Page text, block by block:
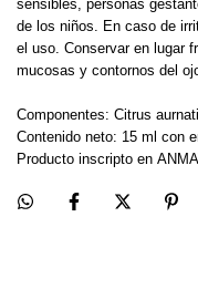
sensibles, personas
de los niños. En caso de
el uso. Conservar en lugar
mucosas y contornos del
Componentes: Citrus
Contenido neto: 15 ml con
Producto inscripto en